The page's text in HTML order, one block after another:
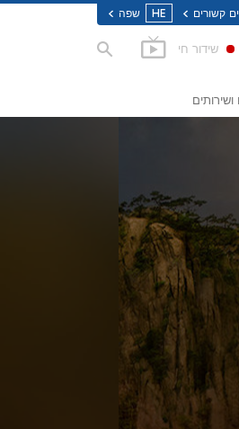
קשורים HE שפה
שידור חי